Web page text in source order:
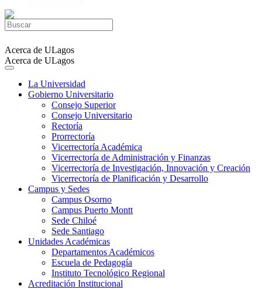
Acerca de ULagos
Acerca de ULagos
La Universidad
Gobierno Universitario
Consejo Superior
Consejo Universitario
Rectoría
Prorrectoría
Vicerrectoría Académica
Vicerrectoría de Administración y Finanzas
Vicerrectoría de Investigación, Innovación y Creación
Vicerrectoría de Planificación y Desarrollo
Campus y Sedes
Campus Osorno
Campus Puerto Montt
Sede Chiloé
Sede Santiago
Unidades Académicas
Departamentos Académicos
Escuela de Pedagogía
Instituto Tecnológico Regional
Acreditación Institucional